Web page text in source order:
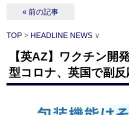
« 前の記事
TOP > HEADLINE NEWS ∨
【英AZ】ワクチン開
型コロナ、英国で副反